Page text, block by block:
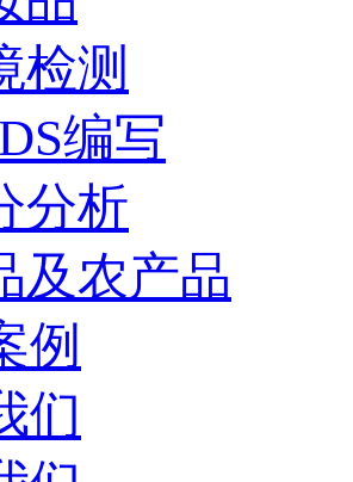
检测
编写
分析
及农产品
例
们